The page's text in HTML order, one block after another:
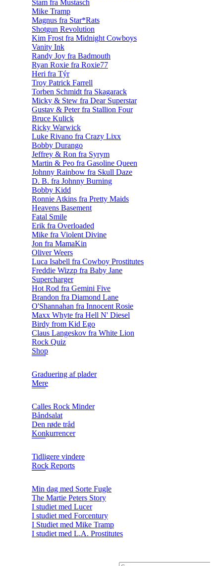
Stam fra Mustasch
Mike Tramp
Magnus fra Star*Rats
Shotgun Revolution
Kim Frost fra Midnight Cowboys
Vanity Ink
Randy Joy fra Badmouth
Ryan Roxie fra Roxie77
Heri fra Týr
Troy Patrick Farrell
Torben Schmidt fra Skagarack
Micky & Stew fra Dear Superstar
Gustav & Peter fra Stallion Four
Bruce Kulick
Ricky Warwick
Luke Rivano fra Crazy Lixx
Bobby Durango
Jeffrey & Ron fra Syrym
Martin & Peo fra Gasoline Queen
Johnny Rainbow fra Skull Daze
D. B. fra Johnny Burning
Bobby Kidd
Ronnie Atkins fra Pretty Maids
Heavens Basement
Fatal Smile
Erik fra Overloaded
Mike fra Violent Divine
Jon fra MamaKin
Oliver Weers
Luca Isabell fra Cowboy Prostitutes
Freddie Wizzp fra Baby Jane
Supercharger
Hot Rod fra Gemini Five
Brandon fra Diamond Lane
O'Shannahan fra Innocent Rosie
Maxx Whyte fra Hell N' Diesel
Birdy from Kid Ego
Claus Langeskov fra White Lion
Rock Quiz
Shop
Graduering af plader
Mere
Calles Rock Minder
Båndsalat
Den røde tråd
Konkurrencer
Tidligere vindere
Rock Reports
Min dag med Sorte Fugle
The Martie Peters Story
I studiet med Lucer
I studiet med Forcentury
I Studiet med Mike Tramp
I studiet med L.A. Prostitutes